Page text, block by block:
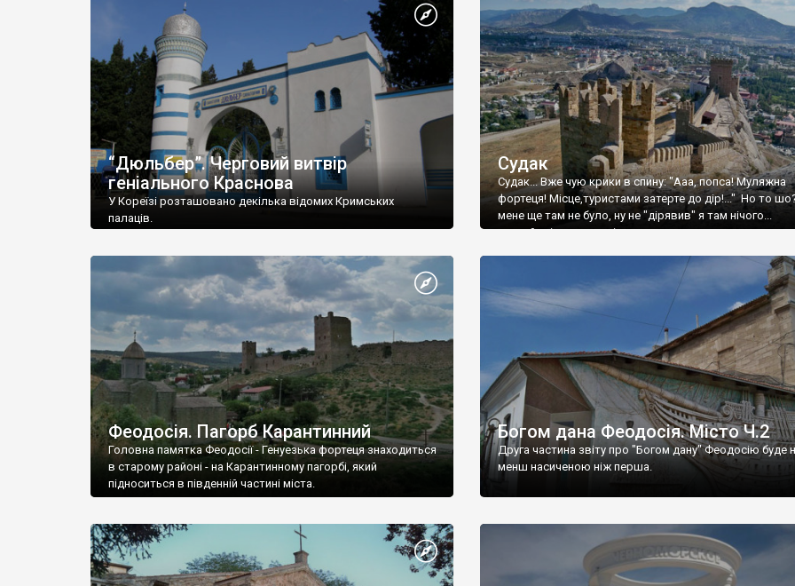
“Дюльбер”. Черговий витвір
геніального Краснова
У Кореїзі розташовано декілька відомих Кримських
палаців.
Судак
Судак... Вже чую крики в спину: "Ааа, попса! Муляжна
фортеця! Місце,туристами затерте до дір!..." Но то
мене ще там не було, ну не "дірявив" я там нічого...
принаймні до цього літа.
Феодосія. Пагорб Карантинний
Головна памятка Феодосії - Генуезька фортеця знаходиться
в старому районі - на Карантинному пагорбі, який
підноситься в південній частині міста.
Богом дана Феодосія. Місто Ч.2
Друга частина звіту про "Богом дану" Феодосію буде
менш насиченою ніж перша.